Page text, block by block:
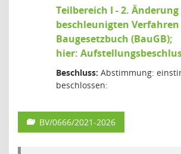
Teilbereich I - 2.
beschleunigten Verfahren
Baugesetzbuch (BauGB);
hier:
Beschluss: Abstimmung:
beschlossen:
BV/0666/2021-2026